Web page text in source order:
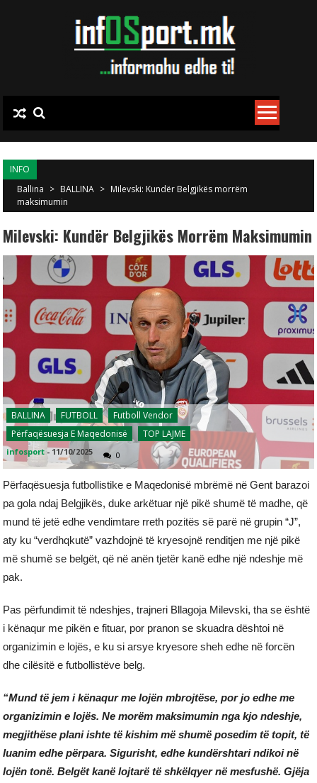
INFO
Ballina > BALLINA > Milevski: Kundër Belgjikës morrëm
maksimumin
Milevski: Kundër Belgjikës Morrëm Maksimumin
BALLINA FUTBOLL
Futboll Vendor
Përfaqësuesja E Maqedonisë
TOP LAJME
infosport - 11/10/2025 0
Përfaqësuesja futbollistike e Maqedonisë mbrëmë në Gent barazoi
pa gola ndaj Belgjikës, duke arkëtuar një pikë shumë të madhe, që
mund të jetë edhe vendimtare rreth pozitës së parë në grupin “J”,
aty ku “verdhqkutë” vazhdojnë të kryesojnë renditjen me një pikë
më shumë se belgët, që në anën tjetër kanë edhe një ndeshje më
pak.
Pas përfundimit të ndeshjes, trajneri Bllagoja Milevski, tha se është
i kënaqur me pikën e fituar, por pranon se skuadra dështoi në
organizimin e lojës, e ku si arsye kryesore sheh edhe në forcën
dhe cilësitë e futbollistëve belg.
“Mund të jem i kënaqur me lojën mbrojtëse, por jo edhe me
organizimin e lojës. Ne morëm maksimumin nga kjo ndeshje,
megjithëse plani ishte të kishim më shumë posedim të topit, të
luanim edhe përpara. Sigurisht, edhe kundërshtari ndikoi në
lojën tonë. Belgët kanë lojtarë të shkëlqyer në mesfushë. Gjëja